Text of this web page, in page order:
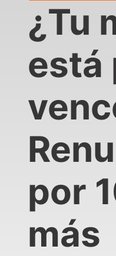
¿Tu
está
por
más